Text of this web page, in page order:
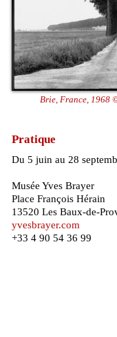
Brie, France, 1968
Pratique
Du 5 juin au 28
Musée Yves Brayer
Place François Hérain
13520 Les Baux-de-
yvesbrayer.com
+33 4 90 54 36 99